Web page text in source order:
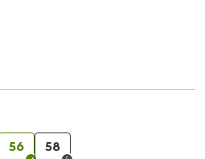
56 58